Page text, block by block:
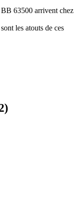
63500 arrivent chez
les atouts de ces